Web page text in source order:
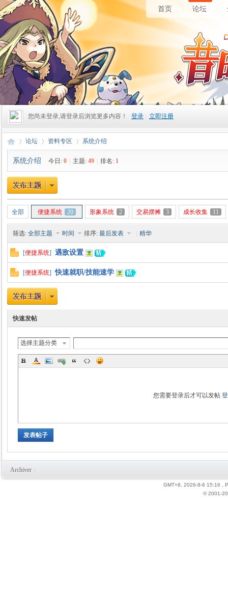
首页 论坛
您尚未登录,请登录后浏览更多内容！ 登录 立即注册
昔
时
»
论坛
›
资料专区 系统介绍
系统介绍 今日: 0 主题: 49 排名: 1
全部 便捷系统 20 形象系统 2 交易摆摊 3 成长收集 11
筛选: 全部主题 时间 排序: 最后发表 精华
[便捷系统] 遇敌设置
[便捷系统] 快速就职/技能速学
快速发帖
选择主题分类
您需要登录后才可以发帖
发表帖子
Archiver
GMT+8, 2026-8-6 15:16
,
© 2001-